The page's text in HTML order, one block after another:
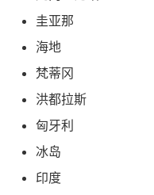
圭亚那
海地
梵蒂冈
洪都拉斯
匈牙利
冰岛
印度